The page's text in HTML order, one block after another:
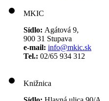
MKIC
Sídlo: Agátová 9,
900 31 Stupava
e-mail: info@mkic.sk
Tel.: 02/65 934 312
Knižnica